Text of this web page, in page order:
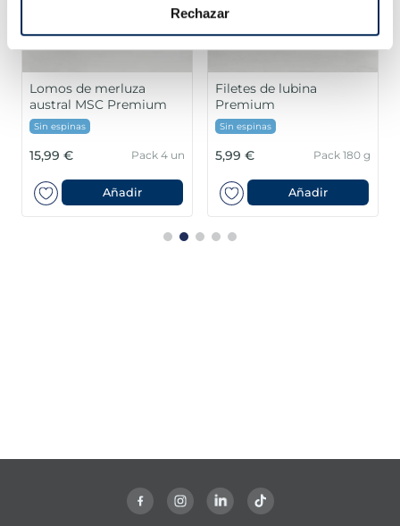
Rechazar
Lomos de merluza
austral MSC Premium
Sin espinas
15,99 € Pack 4 un
Añadir
Filetes de lubina
Premium
Sin espinas
5,99 € Pack 180 g
Añadir